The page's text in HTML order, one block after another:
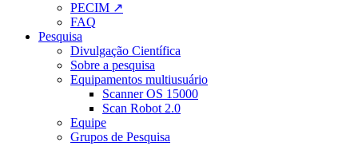
PECIM ↗
FAQ
Pesquisa
Divulgação Científica
Sobre a pesquisa
Equipamentos multiusuário
Scanner OS 15000
Scan Robot 2.0
Equipe
Grupos de Pesquisa